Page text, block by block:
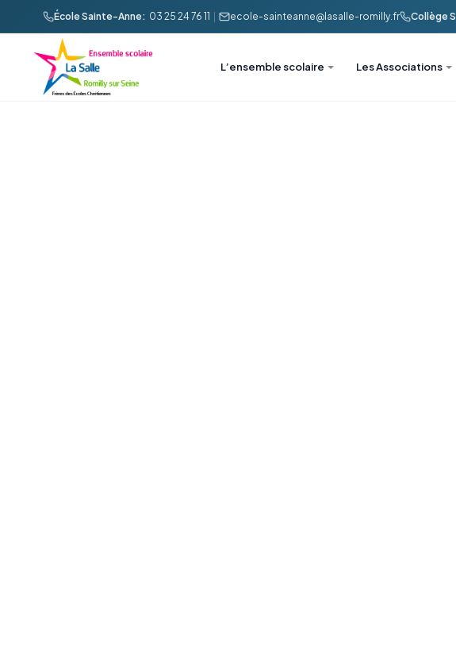
École Sainte-Anne: 03 25 24 76 11 | ecole-sainteanne@lasalle-romilly.fr Collège
L’ensemble scolaire Les Associations